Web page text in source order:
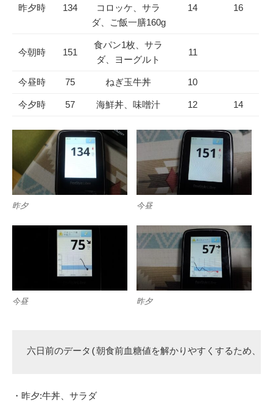
昨夕時 134
コロッケ、サラ
ダ、ご飯一膳160g
14 16
今朝時 151
食パン1枚、サラ
ダ、ヨーグルト
11
今昼時 75 ねぎ玉牛丼 10
今夕時 57 海鮮丼、味噌汁 12 14
昨夕 今昼
今昼 昨夕
六日前のデータ(朝食前血糖値を解かりやすくするため、
・昨夕:牛丼、サラダ